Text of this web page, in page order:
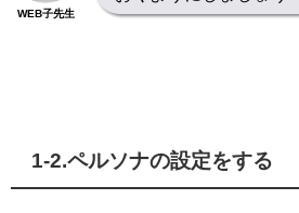
WEB子先生
1-2.ペルソナの設定をする